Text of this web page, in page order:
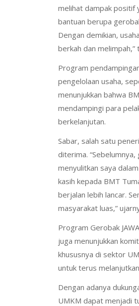
melihat dampak positif
bantuan berupa
Dengan demikian,
berkah dan melimpah,”
Program
pengelolaan usaha,
menunjukkan bahwa
mendampingi para
berkelanjutan.
Sabar, salah satu
diterima.
menyulitkan saya
kasih kepada BMT
berjalan lebih lancar.
masyarakat luas,”
Program Gerobak
juga menunjukkan
khususnya di sektor
untuk terus
Dengan adanya
UMKM dapat menjadi